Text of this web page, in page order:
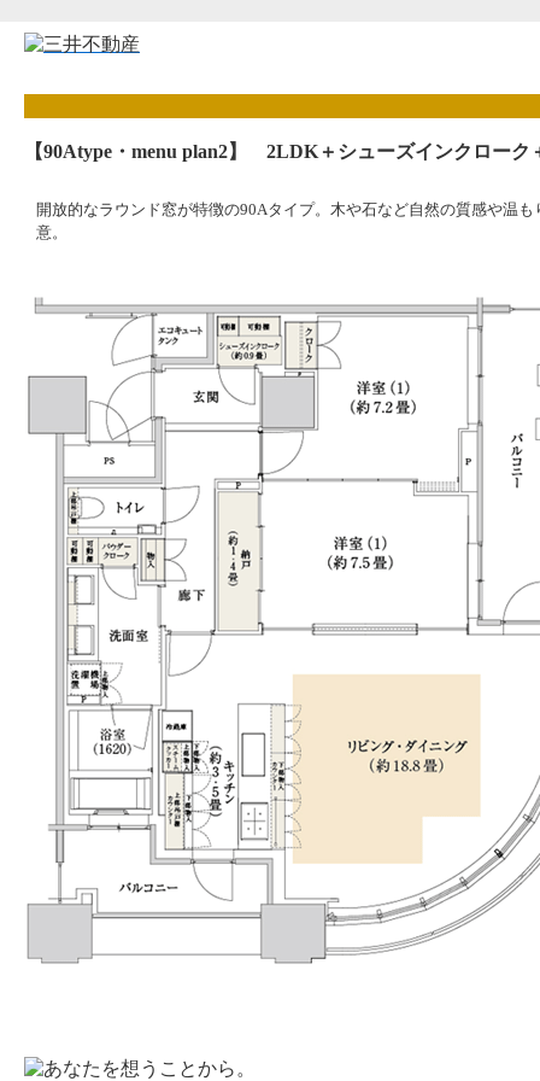
【90Atype・menu plan2】 2LDK＋シューズインクロー
開放的なラウンド窓が特徴の90Aタイプ。木や石など自然の質感や温
意。